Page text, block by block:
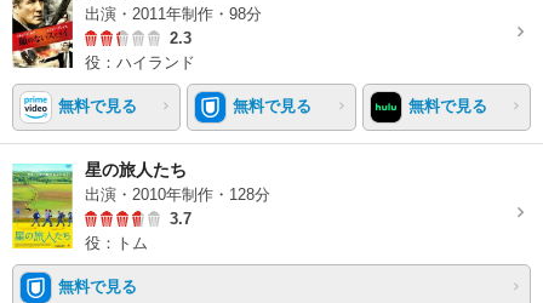
出演・2011年制作・98分
2.3
役：ハイランド
無料で見る 無料で見る 無料で見る
星の旅人たち
出演・2010年制作・128分
3.7
役：トム
無料で見る